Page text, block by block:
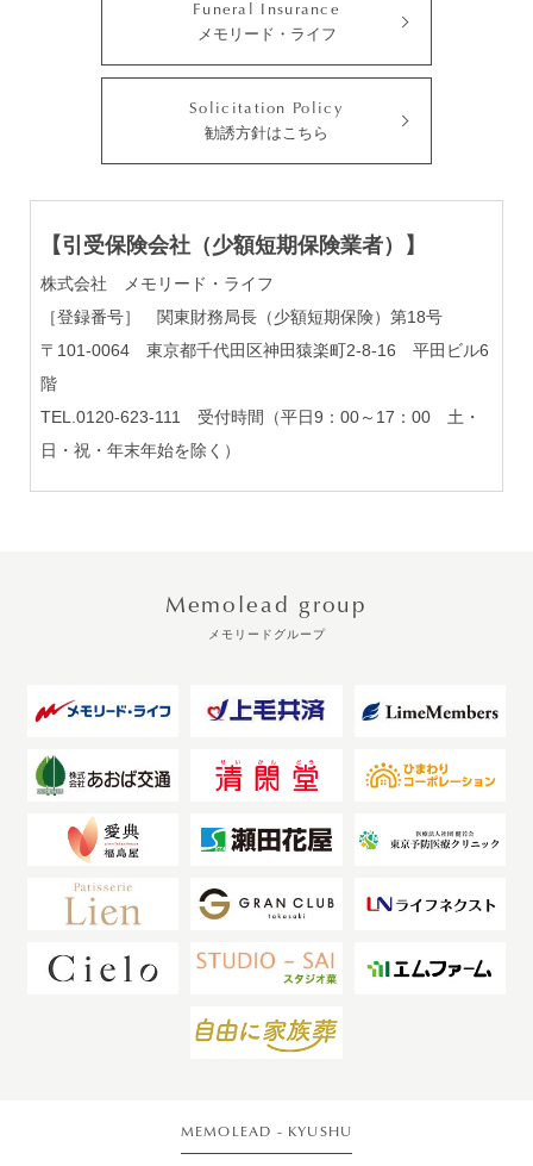
Funeral Insurance
メモリード・ライフ
Solicitation Policy
勧誘方針はこちら
【引受保険会社（少額短期保険業者）】
株式会社 メモリード・ライフ
［登録番号］ 関東財務局長（少額短期保険）第18号
〒101-0064 東京都千代田区神田猿楽町2-8-16 平田ビル6
階
TEL.0120-623-111 受付時間（平日9：00～17：00 土・
日・祝・年末年始を除く）
Memolead group
メモリードグループ
MEMOLEAD - KYUSHU